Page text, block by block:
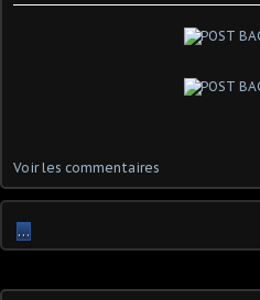
Voir les commentaires
…